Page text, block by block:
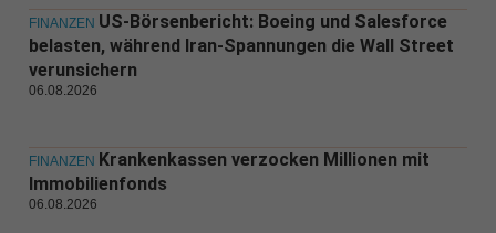
FINANZEN US-Börsenbericht: Boeing und Salesforce
belasten, während Iran-Spannungen die Wall Street
verunsichern
06.08.2026
FINANZEN Krankenkassen verzocken Millionen mit
Immobilienfonds
06.08.2026